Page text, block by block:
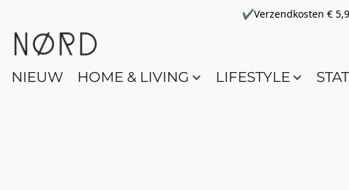
✔Verzendkosten €
NIEUW HOME & LIVING LIFESTYLE